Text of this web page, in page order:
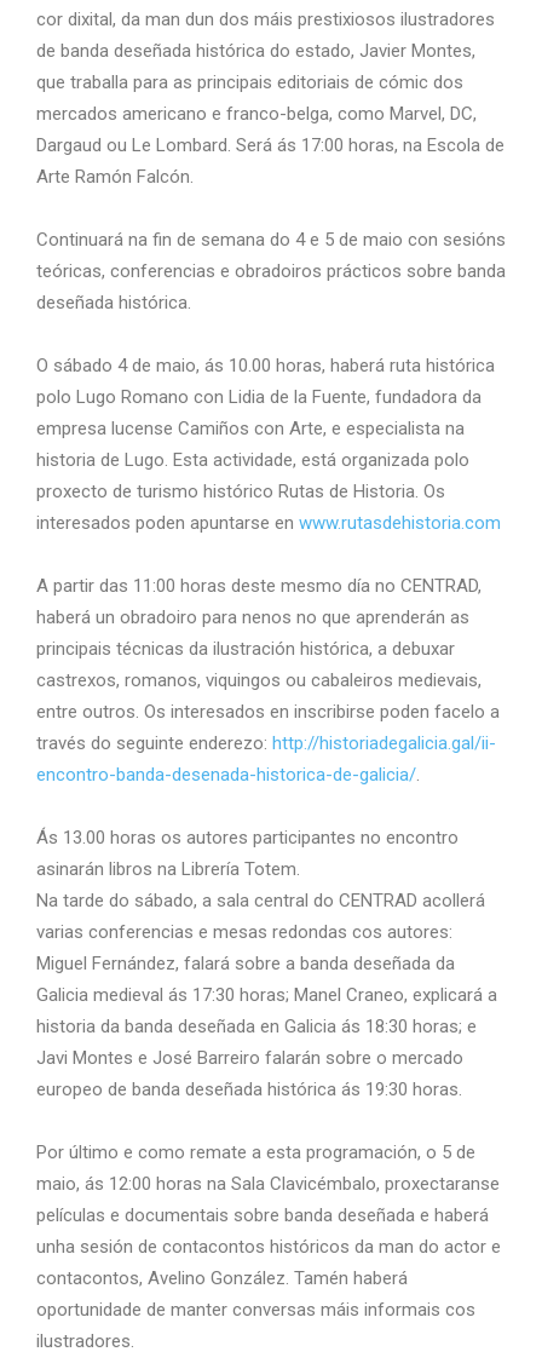
cor dixital, da man dun dos máis prestixiosos ilustradores
de banda deseñada histórica do estado, Javier Montes,
que traballa para as principais editoriais de cómic dos
mercados americano e franco-belga, como Marvel, DC,
Dargaud ou Le Lombard. Será ás 17:00 horas, na Escola de
Arte Ramón Falcón.
Continuará na fin de semana do 4 e 5 de maio con sesións
teóricas, conferencias e obradoiros prácticos sobre banda
deseñada histórica.
O sábado 4 de maio, ás 10.00 horas, haberá ruta histórica
polo Lugo Romano con Lidia de la Fuente, fundadora da
empresa lucense Camiños con Arte, e especialista na
historia de Lugo. Esta actividade, está organizada polo
proxecto de turismo histórico Rutas de Historia. Os
interesados poden apuntarse en www.rutasdehistoria.com
A partir das 11:00 horas deste mesmo día no CENTRAD,
haberá un obradoiro para nenos no que aprenderán as
principais técnicas da ilustración histórica, a debuxar
castrexos, romanos, viquingos ou cabaleiros medievais,
entre outros. Os interesados en inscribirse poden facelo a
través do seguinte enderezo: http://historiadegalicia.gal/ii-
encontro-banda-desenada-historica-de-galicia/.
Ás 13.00 horas os autores participantes no encontro
asinarán libros na Librería Totem.
Na tarde do sábado, a sala central do CENTRAD acollerá
varias conferencias e mesas redondas cos autores:
Miguel Fernández, falará sobre a banda deseñada da
Galicia medieval ás 17:30 horas; Manel Craneo, explicará a
historia da banda deseñada en Galicia ás 18:30 horas; e
Javi Montes e José Barreiro falarán sobre o mercado
europeo de banda deseñada histórica ás 19:30 horas.
Por último e como remate a esta programación, o 5 de
maio, ás 12:00 horas na Sala Clavicémbalo, proxectaranse
películas e documentais sobre banda deseñada e haberá
unha sesión de contacontos históricos da man do actor e
contacontos, Avelino González. Tamén haberá
oportunidade de manter conversas máis informais cos
ilustradores.